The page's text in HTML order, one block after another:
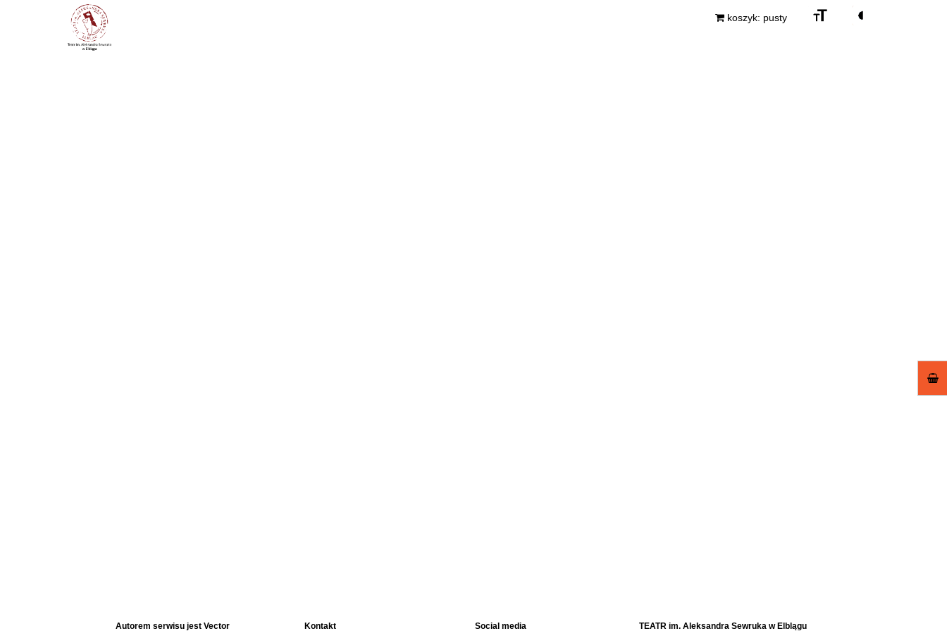
koszyk: pusty
Zmień
Zmień
Autorem serwisu jest Vector Kontakt Social media TEATR im. Aleksandra Sewruka w Elblągu